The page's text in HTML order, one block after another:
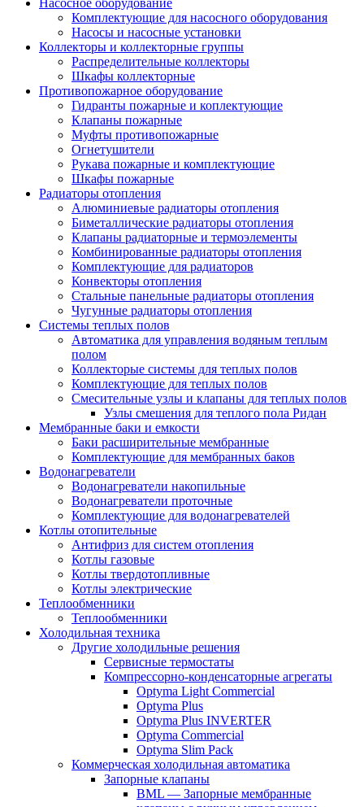
Насосное оборудование
Комплектующие для насосного оборудования
Насосы и насосные установки
Коллекторы и коллекторные группы
Распределительные коллекторы
Шкафы коллекторные
Противопожарное оборудование
Гидранты пожарные и коплектующие
Клапаны пожарные
Муфты противопожарные
Огнетушители
Рукава пожарные и комплектующие
Шкафы пожарные
Радиаторы отопления
Алюминиевые радиаторы отопления
Биметаллические радиаторы отопления
Клапаны радиаторные и термоэлементы
Комбинированные радиаторы отопления
Комплектующие для радиаторов
Конвекторы отопления
Стальные панельные радиаторы отопления
Чугунные радиаторы отопления
Системы теплых полов
Автоматика для управления водяным теплым
полом
Коллекторые системы для теплых полов
Комплектующие для теплых полов
Смесительные узлы и клапаны для теплых полов
Узлы смешения для теплого пола Ридан
Мембранные баки и емкости
Баки расширительные мембранные
Комплектующие для мембранных баков
Водонагреватели
Водонагреватели накопильные
Водонагреватели проточные
Комплектующие для водонагревателей
Котлы отопительные
Антифриз для систем отопления
Котлы газовые
Котлы твердотопливные
Котлы электрические
Теплообменники
Теплообменники
Холодильная техника
Другие холодильные решения
Сервисные термостаты
Компрессорно-конденсаторные агрегаты
Optyma Light Commercial
Optyma Plus
Optyma Plus INVERTER
Optyma Commercial
Optyma Slim Pack
Коммерческая холодильная автоматика
Запорные клапаны
BML — Запорные мембранные